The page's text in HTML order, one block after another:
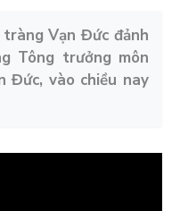
Vạn Đức đảnh
Tông trưởng môn
Đức, vào chiều nay